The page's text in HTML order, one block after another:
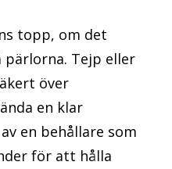
topp, om det
Tejp eller
över
en klar
en behållare som
för att hålla